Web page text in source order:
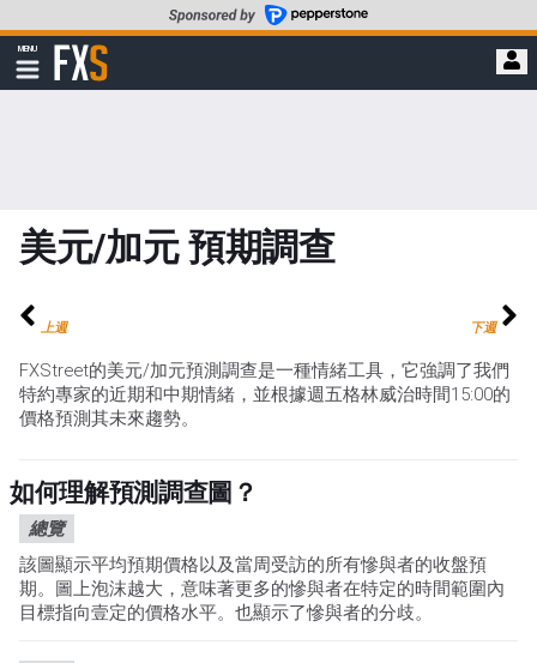
至
要
MENU
顯
示
FXStreet
美元/加元 預期調查
上週 下週
FXStreet的美元/加元預測調查是一種情緒工具，它強調了我們
特約專家的近期和中期情緒，並根據週五格林威治時間15:00的
價格預測其未來趨勢。
如何理解預測調查圖？
總覽
該圖顯示平均預期價格以及當周受訪的所有慘與者的收盤預
期。圖上泡沫越大，意味著更多的慘與者在特定的時間範圍內
目標指向壹定的價格水平。也顯示了慘與者的分歧。